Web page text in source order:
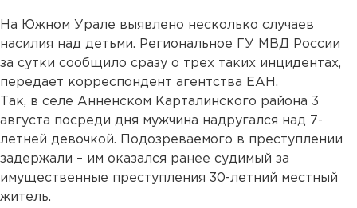
На Южном Урале выявлено несколько случаев
насилия над детьми. Региональное ГУ МВД России
за сутки сообщило сразу о трех таких инцидентах,
передает корреспондент агентства ЕАН.
Так, в селе Анненском Карталинского района 3
августа посреди дня мужчина надругался над 7-
летней девочкой. Подозреваемого в преступлении
задержали – им оказался ранее судимый за
имущественные преступления 30-летний местный
житель.